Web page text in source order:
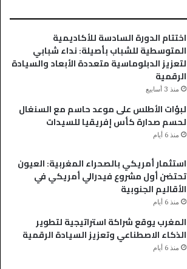
اختتام الدورة السادسة للأكاديمية
المتوسطية للشباب بأصيلة: نداء شبابي
لتعزيز الدبلوماسية متعددة الأبعاد والسيادة
الرقمية
منذ 3 أسابيع
لبؤات الأطلس على موعد حاسم مع السنغال
لحسم صدارة كأس إفريقيا للسيدات
منذ 6 أيام
استثمار أمريكي بالصحراء المغربية: العيون
تحتضن أول مشروع فيدرالي أمريكي في
الأقاليم الجنوبية
منذ 6 أيام
المغرب يوقع شراكة استراتيجية لتطوير
الذكاء الاصطناعي وتعزيز السيادة الرقمية
منذ 6 أيام